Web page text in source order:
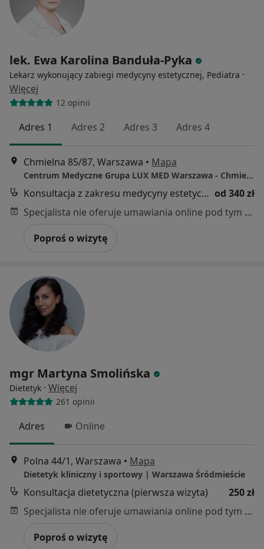
lek. Ewa Karolina Banduła-Pyka
Lekarz wykonujący zabiegi medycyny estetycznej, Pediatra ·
Więcej
12 opinii
Adres 1 Adres 2 Adres 3 Adres 4
Chmielna 85/87, Warszawa • Mapa
Centrum Medyczne Grupa LUX MED Warszawa - Chmielna 85/87
Konsultacja z zakresu medycyny estetycznej od 340 zł
Specjalista nie oferuje umawiania online pod tym adresem.
Poproś o wizytę
mgr Martyna Smolińska
Dietetyk · Więcej
261 opinii
Adres Online
Polna 44/1, Warszawa • Mapa
Dietetyk kliniczny i sportowy | Warszawa Śródmieście
Konsultacja dietetyczna (pierwsza wizyta)
250 zł
Specjalista nie oferuje umawiania online pod tym adresem.
Poproś o wizytę